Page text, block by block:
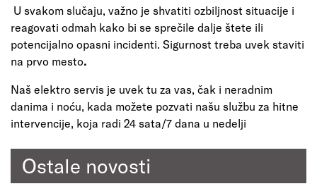
U svakom slučaju, važno je shvatiti ozbiljnost situacije i
reagovati odmah kako bi se sprečile dalje štete ili
potencijalno opasni incidenti. Sigurnost treba uvek staviti
na prvo mesto.
Naš elektro servis je uvek tu za vas, čak i neradnim
danima i noću, kada možete pozvati našu službu za hitne
intervencije, koja radi 24 sata/7 dana u nedelji
Ostale novosti